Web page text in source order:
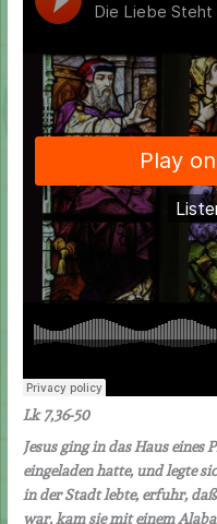
Lk 7,36-50
Jesus ging in das Haus eines
eingeladen hatte, und legte
in der Stadt lebte, erfuhr,
war, kam sie mit einem